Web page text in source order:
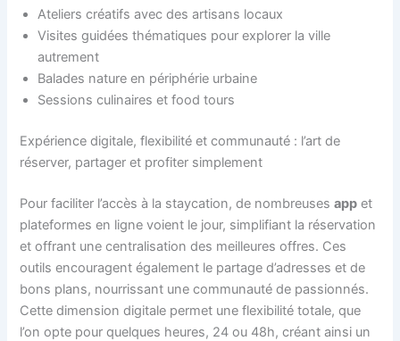
Ateliers créatifs avec des artisans locaux
Visites guidées thématiques pour explorer la ville
autrement
Balades nature en périphérie urbaine
Sessions culinaires et food tours
Expérience digitale, flexibilité et communauté : l’art de
réserver, partager et profiter simplement
Pour faciliter l’accès à la staycation, de nombreusesapp et
plateformes en ligne voient le jour, simplifiant la réservation
et offrant une centralisation des meilleures offres. Ces
outils encouragent également le partage d’adresses et de
bons plans, nourrissant une communauté de passionnés.
Cette dimension digitale permet une flexibilité totale, que
l’on opte pour quelques heures, 24 ou 48h, créant ainsi un